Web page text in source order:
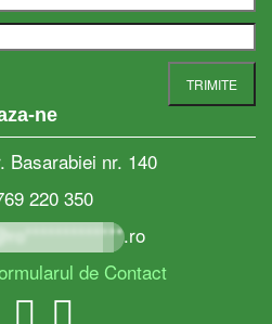
ne
Basarabiei nr. 140
220 350
de Contact